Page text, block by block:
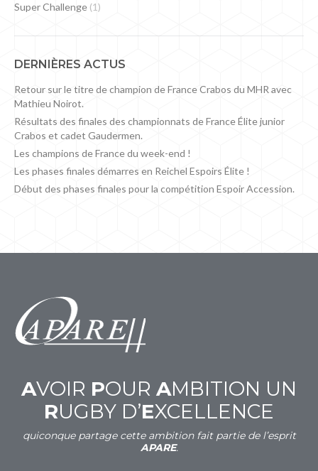
Super Challenge (1)
DERNIÈRES ACTUS
Retour sur le titre de champion de France Crabos du MHR avec
Mathieu Noirot.
Résultats des finales des championnats de France Élite junior
Crabos et cadet Gaudermen.
Les champions de France du week-end !
Les phases finales démarres en Reichel Espoirs Élite !
Début des phases finales pour la compétition Espoir Accession.
AVOIR POUR AMBITION UN
RUGBY D’EXCELLENCE
quiconque partage cette ambition fait partie de l’esprit
APARE.